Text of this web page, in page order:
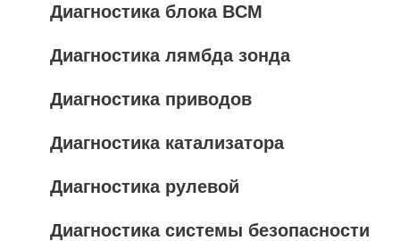
Диагностика блока BCM
Диагностика лямбда зонда
Диагностика приводов
Диагностика катализатора
Диагностика рулевой
Диагностика системы безопасности